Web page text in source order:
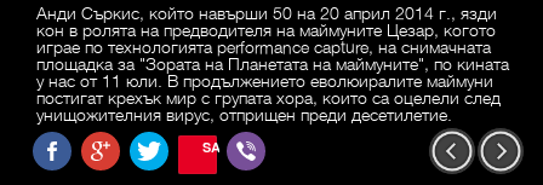
Анди Съркис, който навърши 50 на 20 април 2014 г., язди
кон в ролята на предводителя на маймуните Цезар, когото
играе по технологията performance capture, на снимачната
площадка за "Зората на Планетата на маймуните", по кината
у нас от 11 юли. В продължението еволюиралите маймуни
постигат крехък мир с групата хора, които са оцелели след
унищожителния вирус, отприщен преди десетилетие.
SAVE